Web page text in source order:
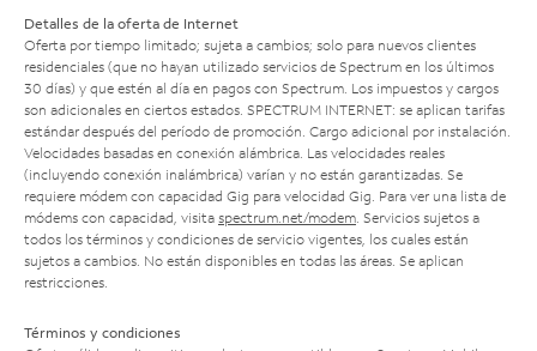
Detalles de la oferta de Internet
Oferta por tiempo limitado; sujeta a cambios; solo para nuevos clientes
residenciales (que no hayan utilizado servicios de Spectrum en los últimos
30 días) y que estén al día en pagos con Spectrum. Los impuestos y cargos
son adicionales en ciertos estados. SPECTRUM INTERNET: se aplican tarifas
estándar después del período de promoción. Cargo adicional por instalación.
Velocidades basadas en conexión alámbrica. Las velocidades reales
(incluyendo conexión inalámbrica) varían y no están garantizadas. Se
requiere módem con capacidad Gig para velocidad Gig. Para ver una lista de
módems con capacidad, visita spectrum.net/modem . Servicios sujetos a
todos los términos y condiciones de servicio vigentes, los cuales están
sujetos a cambios. No están disponibles en todas las áreas. Se aplican
restricciones.
Términos y condiciones